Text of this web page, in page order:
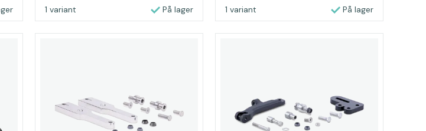
1 variant På lager 1 variant På lager